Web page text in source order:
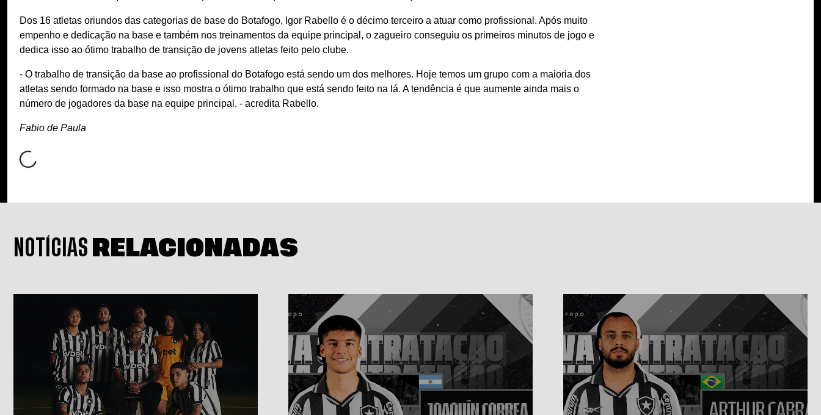
Dos 16 atletas oriundos das categorias de base do Botafogo, Igor Rabello é o décimo terceiro a atuar como profissional. Após muito
empenho e dedicação na base e também nos treinamentos da equipe principal, o zagueiro conseguiu os primeiros minutos de jogo e
dedica isso ao ótimo trabalho de transição de jovens atletas feito pelo clube.
- O trabalho de transição da base ao profissional do Botafogo está sendo um dos melhores. Hoje temos um grupo com a maioria dos
atletas sendo formado na base e isso mostra o ótimo trabalho que está sendo feito na lá. A tendência é que aumente ainda mais o
número de jogadores da base na equipe principal. - acredita Rabello.
Fabio de Paula
NOTÍCIAS RELACIONADAS